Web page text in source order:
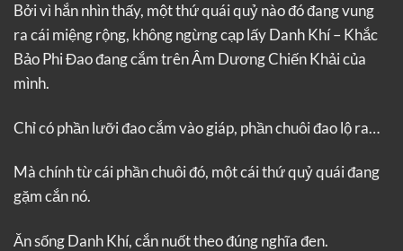
Bởi vì hắn nhìn thấy, một thứ quái quỷ nào đó đang vung
ra cái miệng rộng, không ngừng cạp lấy Danh Khí – Khắc
Bảo Phi Đao đang cắm trên Âm Dương Chiến Khải của
mình.
Chỉ có phần lưỡi đao cắm vào giáp, phần chuôi đao lộ ra…
Mà chính từ cái phần chuôi đó, một cái thứ quỷ quái đang
gặm cắn nó.
Ăn sống Danh Khí, cắn nuốt theo đúng nghĩa đen.